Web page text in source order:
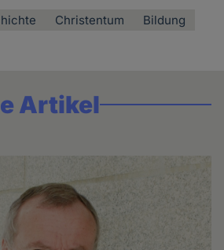
Christentum
Bildung
Artikel